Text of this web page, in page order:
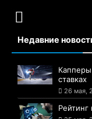
Недавние
Капперы
ставках
26 мая,
Рейтинг